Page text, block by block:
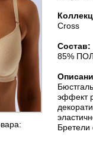
Cross
Состав:
85%
эффект
Бретели